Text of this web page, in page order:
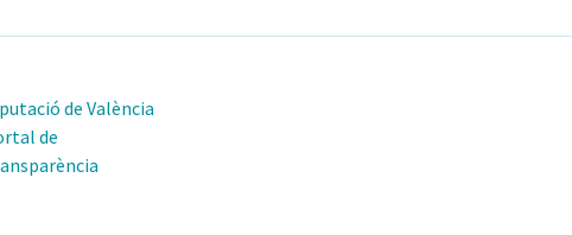
de València
de